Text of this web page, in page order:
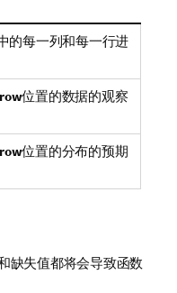
的每一列和每一行进
row位置的数据的观察
row位置的分布的预期
缺失值都将会导致函数